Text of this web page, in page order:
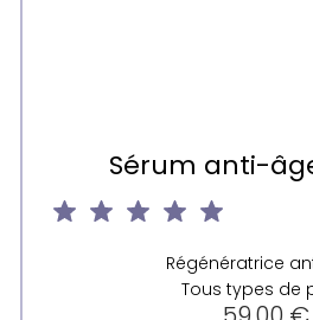
Sérum anti-
Régénératrice
Tous types de